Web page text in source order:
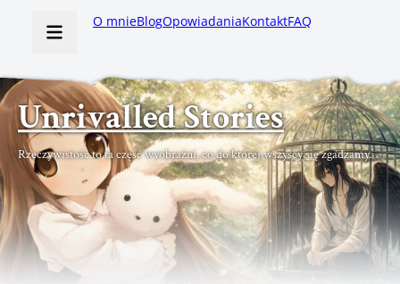
O mnieBlogOpowiadaniaKontaktFAQ
Unrivalled Stories
Rzeczywistość to ta część wyobraźni, co do której wszyscy się zgadzamy.